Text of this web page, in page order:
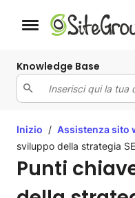
Bottone navigazione da mobile
Knowledge Base
Inizio / Assistenza sito
sviluppo della strategia
Punti